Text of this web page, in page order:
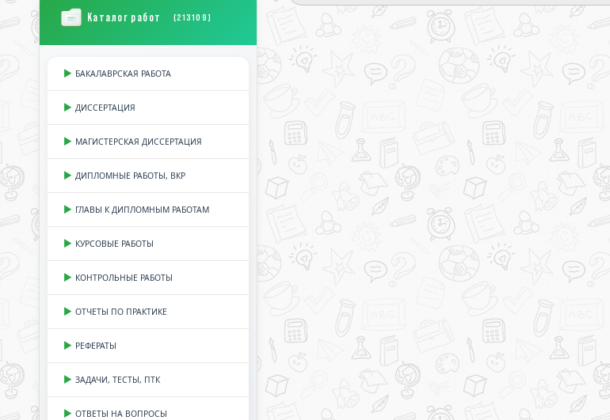
Каталог работ (213109)
БАКАЛАВРСКАЯ РАБОТА
ДИССЕРТАЦИЯ
МАГИСТЕРСКАЯ ДИССЕРТАЦИЯ
ДИПЛОМНЫЕ РАБОТЫ, ВКР
ГЛАВЫ К ДИПЛОМНЫМ РАБОТАМ
КУРСОВЫЕ РАБОТЫ
КОНТРОЛЬНЫЕ РАБОТЫ
ОТЧЕТЫ ПО ПРАКТИКЕ
РЕФЕРАТЫ
ЗАДАЧИ, ТЕСТЫ, ПТК
ОТВЕТЫ НА ВОПРОСЫ